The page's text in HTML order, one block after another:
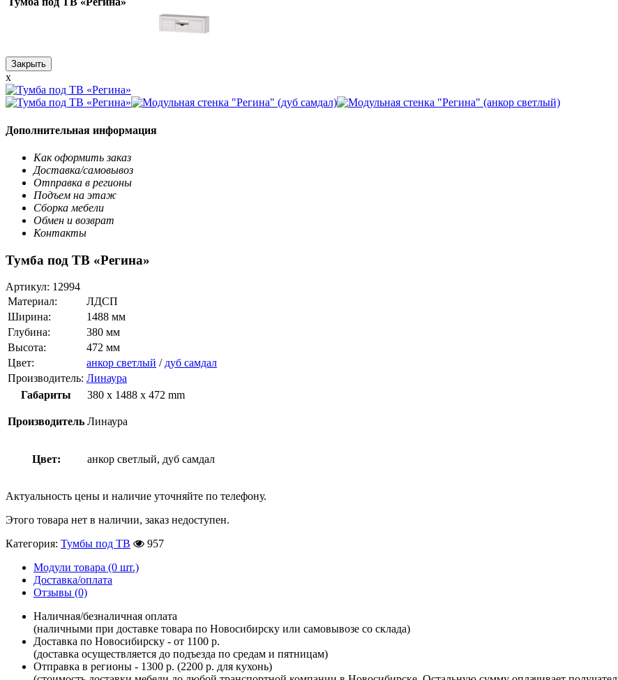
Закрыть
x
Дополнительная информация
Как оформить заказ
Доставка/самовывоз
Отправка в регионы
Подъем на этаж
Сборка мебели
Обмен и возврат
Контакты
Тумба под ТВ «Регина»
Артикул: 12994
Материал:
ЛДСП
Ширина:
1488 мм
Глубина:
380 мм
Высота:
472 мм
Цвет:
анкор светлый / дуб самдал
Производитель: Линаура
Габариты
380 x 1488 x 472 mm
Производитель Линаура
Цвет: анкор светлый, дуб самдал
Актуальность цены и наличие уточняйте по телефону.
Этого товара нет в наличии, заказ недоступен.
Категория: Тумбы под ТВ
957
Модули товара (0 шт.)
Доставка/оплата
Отзывы (0)
Наличная/безналичная оплата
(наличными при доставке товара по Новосибирску или самовывозе со склада)
Доставка по Новосибирску - от 1100 р.
(доставка осуществляется до подъезда по средам и пятницам)
Отправка в регионы - 1300 р. (2200 р. для кухонь)